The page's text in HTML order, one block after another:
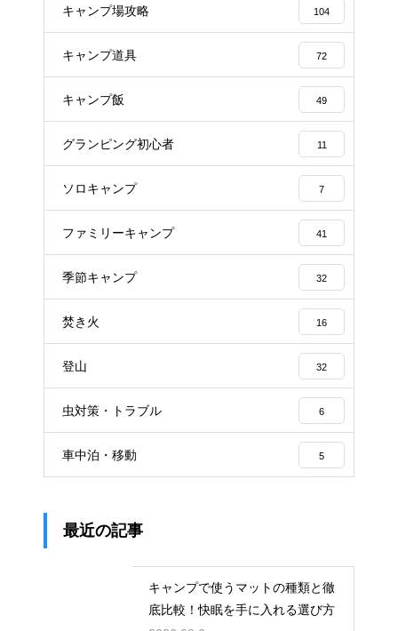
キャンプ場攻略 104
キャンプ道具 72
キャンプ飯 49
グランピング初心者 11
ソロキャンプ 7
ファミリーキャンプ 41
季節キャンプ 32
焚き火 16
登山 32
虫対策・トラブル 6
車中泊・移動 5
最近の記事
キャンプで使うマットの種類と徹
底比較！快眠を手に入れる選び方